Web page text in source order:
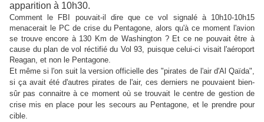
apparition à 10h30.
Comment le FBI pouvait-il dire que ce vol signalé à 10h10-10h15
menacerait le PC de crise du Pentagone, alors qu'à ce moment l'avion
se trouve encore à 130 Km de Washington ? Et ce ne pouvait être à
cause du plan de vol réctifié du Vol 93, puisque celui-ci visait l'aéroport
Reagan, et non le Pentagone.
Et même si l'on suit la version officielle des "pirates de l'air d'Al Qaïda",
si ça avait été d'autres pirates de l'air, ces derniers ne pouvaient bien-
sûr pas connaitre à ce moment où se trouvait le centre de gestion de
crise mis en place pour les secours au Pentagone, et le prendre pour
cible.